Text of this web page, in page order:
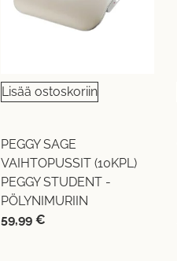
Lisää ostoskoriin
PEGGY SAGE
VAIHTOPUSSIT (10KPL)
PEGGY STUDENT -
PÖLYNIMURIIN
59,99 €